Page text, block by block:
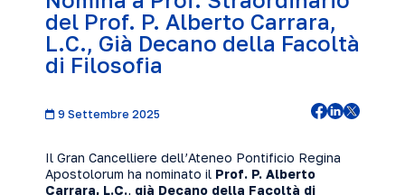
del Prof. P. Alberto Carrara,
L.C., Già Decano della Facoltà
di Filosofia
9 Settembre 2025
Il Gran Cancelliere dell’Ateneo Pontificio Regina
Apostolorum ha nominato il Prof. P. Alberto
Carrara, L.C., già Decano della Facoltà di